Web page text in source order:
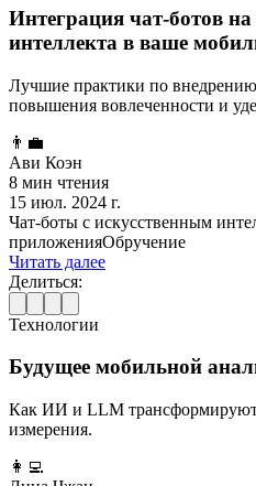
Интеграция чат-ботов на
интеллекта в ваше
Лучшие практики по
повышения вовлеченности и
👨‍💼
Ави Коэн
8 мин чтения
15 июл. 2024 г.
Чат-боты с искусственным
приложенияОбручение
Читать далее
Делиться:
Технологии
Будущее мобильной
Как ИИ и LLM
измерения.
👩‍💻